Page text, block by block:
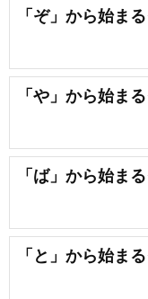
「ぞ」から始ま
「や」から始ま
「ば」から始ま
「と」から始ま